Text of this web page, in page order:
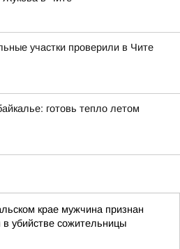
участки проверили в Чите
готовь тепло летом
крае мужчина признан
убийстве сожительницы